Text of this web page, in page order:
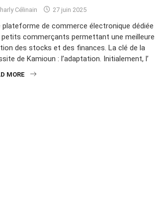
Célinain 27 juin 2025
plateforme de commerce électronique dédiée
petits commerçants permettant une meilleure
des stocks et des finances. La clé de la
de Kamioun : l’adaptation. Initialement, l’
MORE